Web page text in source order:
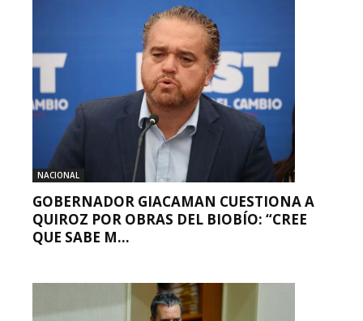
NACIONAL
GOBERNADOR GIACAMAN CUESTIONA A
QUIROZ POR OBRAS DEL BIOBÍO: “CREE
QUE SABE M...